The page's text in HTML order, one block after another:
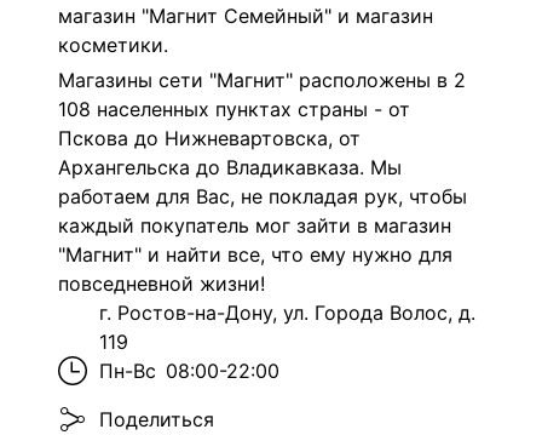
магазин "Магнит Семейный" и магазин
косметики.
Магазины сети "Магнит" расположены в 2
108 населенных пунктах страны - от
Пскова до Нижневартовска, от
Архангельска до Владикавказа. Мы
работаем для Вас, не покладая рук, чтобы
каждый покупатель мог зайти в магазин
"Магнит" и найти все, что ему нужно для
повседневной жизни!
г. Ростов-на-Дону, ул. Города Волос, д.
119
Пн-Вс 08:00-22:00
Поделиться